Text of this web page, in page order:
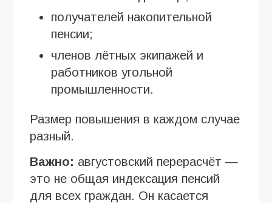
получателей накопительной
пенсии;
членов лётных экипажей и
работников угольной
промышленности.
Размер повышения в каждом случае
разный.
Важно: августовский перерасчёт —
это не общая индексация пенсий
для всех граждан. Он касается